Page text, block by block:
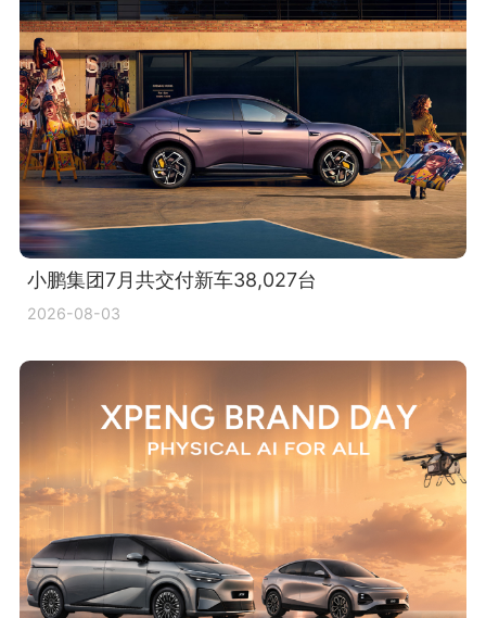
小鹏集团7月共交付新车38,027台
2026-08-03